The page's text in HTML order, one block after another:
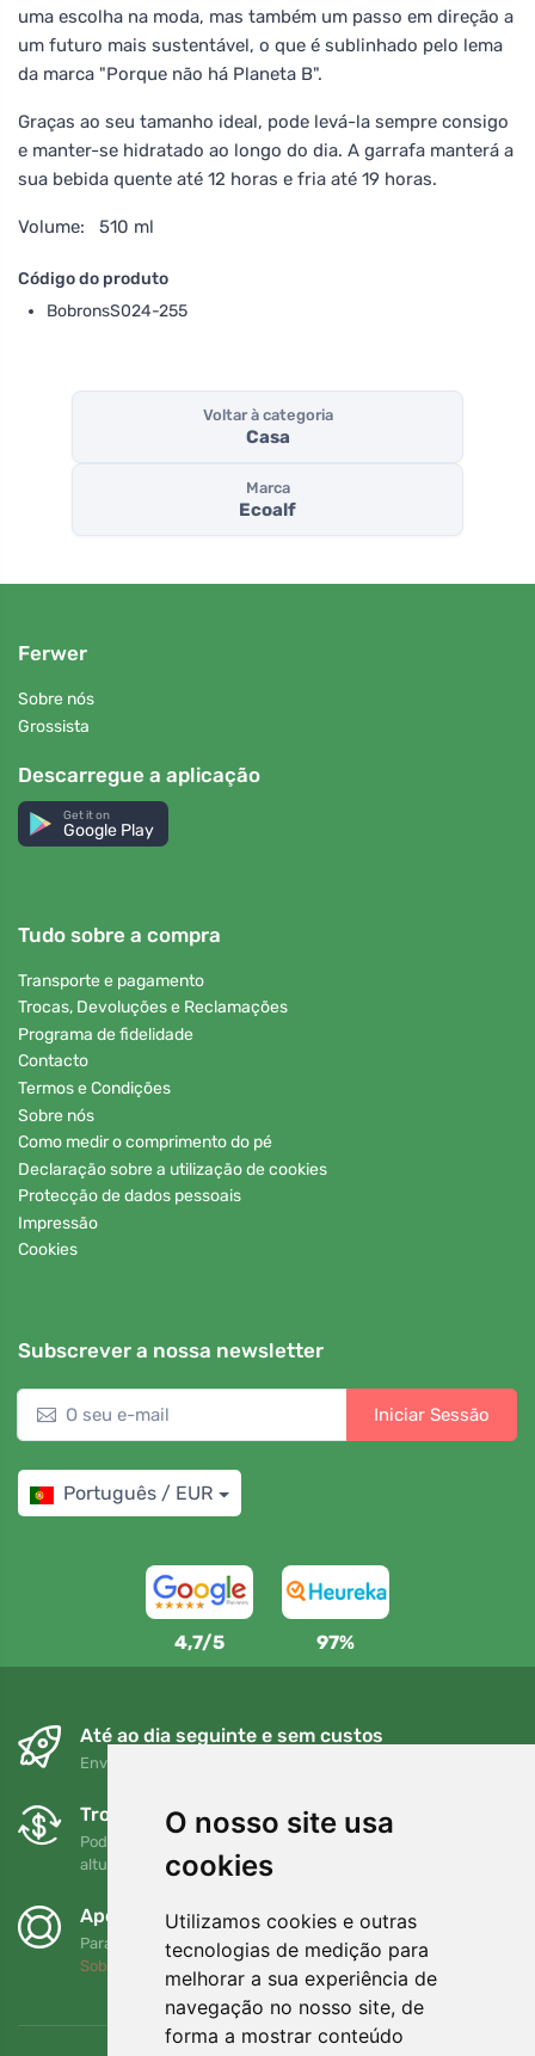
O nosso site usa
cookies
Utilizamos cookies e outras
tecnologias de medição para
melhorar a sua experiência de
navegação no nosso site, de
forma a mostrar conteúdo
uma escolha na moda, mas também um passo em direção a
um futuro mais sustentável, o que é sublinhado pelo lema
da marca "Porque não há Planeta B".
Graças ao seu tamanho ideal, pode levá-la sempre consigo
e manter-se hidratado ao longo do dia. A garrafa manterá a
sua bebida quente até 12 horas e fria até 19 horas.
Volume: 510 ml
Código do produto
BobronsS024-255
Voltar à categoria
Casa
Marca
Ecoalf
Ferwer
Sobre nós
Grossista
Descarregue a aplicação
Get it on
Google Play
Tudo sobre a compra
Transporte e pagamento
Trocas, Devoluções e Reclamações
Programa de fidelidade
Contacto
Termos e Condições
Sobre nós
Como medir o comprimento do pé
Declaração sobre a utilização de cookies
Protecção de dados pessoais
Impressão
Cookies
Subscrever a nossa newsletter
Iniciar Sessão
Português / EUR
4,7/5 97%
Até ao dia seguinte e sem custos
Envio gratuito para encomendas superiores a 80 EUR
Trocas e devoluções gratuitas
Pode devolver ou trocar a sua encomenda em qualquer
altura no prazo de 90 dias
Apoiamos a Trees.org
Para cada encomenda plantamos uma árvore! Leia mais
Sobre nós